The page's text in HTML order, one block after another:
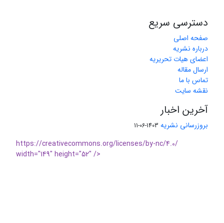
دسترسی سریع
صفحه اصلی
درباره نشریه
اعضای هیات تحریریه
ارسال مقاله
تماس با ما
نقشه سایت
آخرین اخبار
بروزرسانی نشریه 1403-06-11
https://creativecommons.org/licenses/by-nc/4.0/
width="149" height="52" />